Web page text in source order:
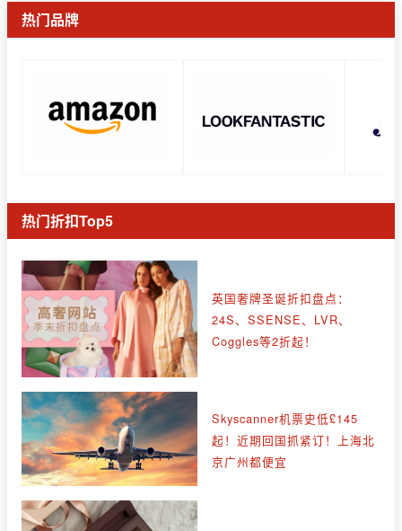
热门品牌
热门折扣Top5
英国奢牌圣诞折扣盘点：
24S、SSENSE、LVR、
Coggles等2折起！
Skyscanner机票史低£145
起！近期回国抓紧订！上海北
京广州都便宜